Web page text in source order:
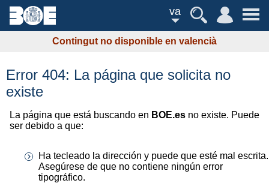
va
Contingut no disponible en valencià
Error 404: La página que solicita no
existe
La página que está buscando en BOE.es no existe. Puede
ser debido a que:
Ha tecleado la dirección y puede que esté mal escrita.
Asegúrese de que no contiene ningún error
tipográfico.